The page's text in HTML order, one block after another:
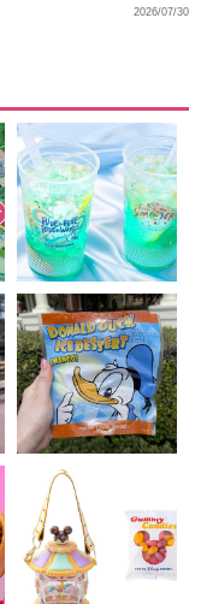
2026/07/30